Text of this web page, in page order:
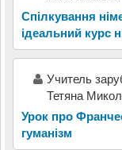
Спілкування
ідеальний курс
Учитель
Тетяна
Урок про
гуманізм